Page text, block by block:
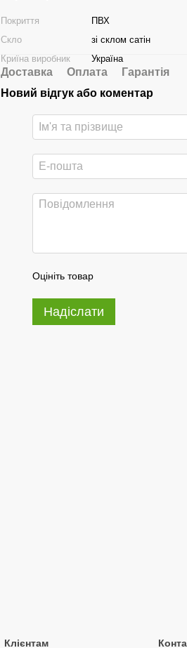
Покриття
ПВХ
Скло
зі склом сатін
Криїна виробник
Україна
Доставка Оплата
Гарантія
Новий відгук або коментар
Оцініть товар
Надіслати
Клієнтам